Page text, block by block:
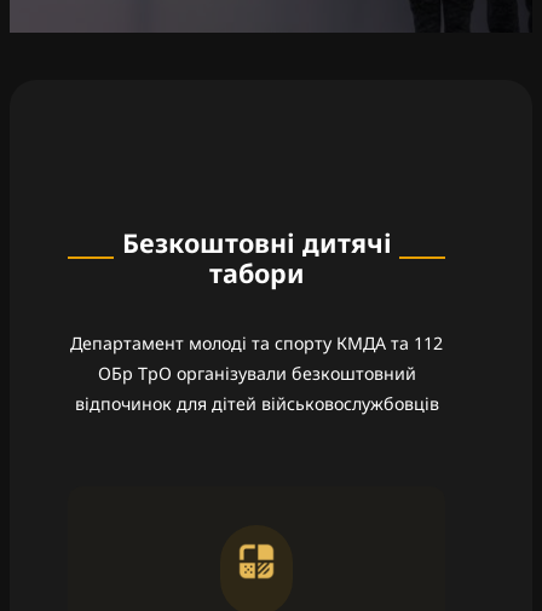
Безкоштовні дитячі
табори
Департамент молоді та спорту КМДА та 112
ОБр ТрО організували безкоштовний
відпочинок для дітей військовослужбовців